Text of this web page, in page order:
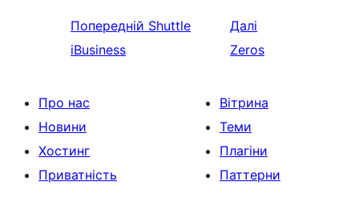
Попередній Shuttle
iBusiness
Далі
Zeros
Про нас
Новини
Хостинг
Приватність
Вітрина
Теми
Плагіни
Паттерни